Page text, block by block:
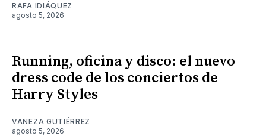
RAFA IDIÁQUEZ
agosto 5, 2026
Running, oficina y disco: el nuevo
dress code de los conciertos de
Harry Styles
VANEZA GUTIÉRREZ
agosto 5, 2026